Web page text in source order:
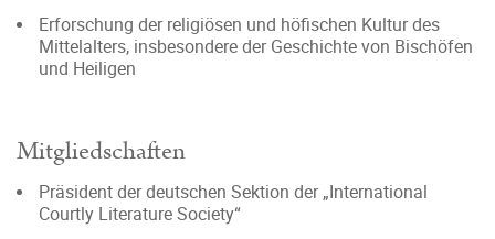
Erforschung der religiösen und höfischen Kultur des
Mittelalters, insbesondere der Geschichte von Bischöfen
und Heiligen
Mitgliedschaften
Präsident der deutschen Sektion der „International
Courtly Literature Society“